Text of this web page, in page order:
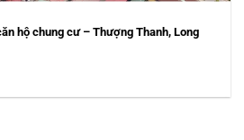
hộ chung cư – Thượng Thanh, Long